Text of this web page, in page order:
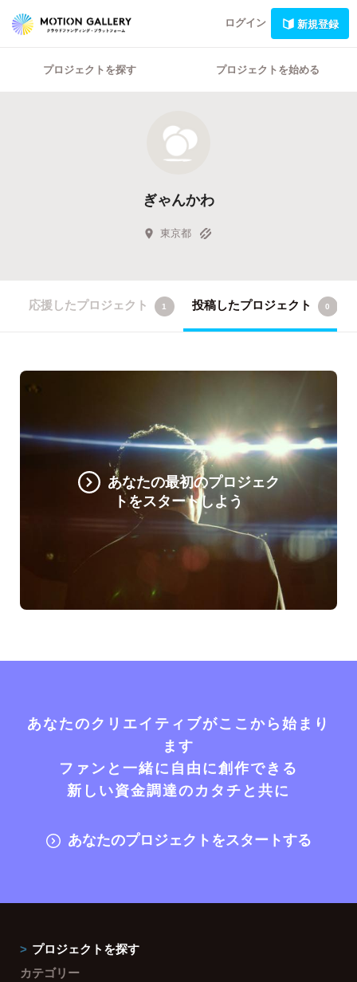
ログイン 新規登録
プロジェクトを探す プロジェクトを始める
ぎゃんかわ
東京都
応援したプロジェクト 1 投稿したプロジェクト 0
あなたの最初のプロジェク
トをスタートしよう
あなたのクリエイティブがここから始まり
ます
ファンと一緒に自由に創作できる
新しい資金調達のカタチと共に
あなたのプロジェクトをスタートする
プロジェクトを探す
カテゴリー